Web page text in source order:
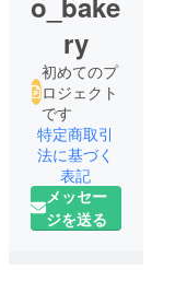
ry
初めてのプ
ロジェクト
です
特定商取引
法に基づく
表記
メッセー
ジを送る